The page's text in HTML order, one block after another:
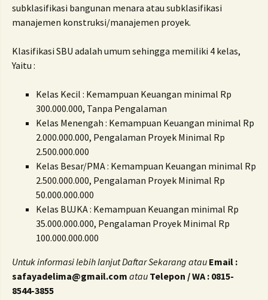
subklasifikasi bangunan menara atau subklasifikasi
manajemen konstruksi/manajemen proyek.
Klasifikasi SBU adalah umum sehingga memiliki 4 kelas,
Yaitu :
Kelas Kecil : Kemampuan Keuangan minimal Rp
300.000.000, Tanpa Pengalaman
Kelas Menengah : Kemampuan Keuangan minimal Rp
2.000.000.000, Pengalaman Proyek Minimal Rp
2.500.000.000
Kelas Besar/PMA : Kemampuan Keuangan minimal Rp
2.500.000.000, Pengalaman Proyek Minimal Rp
50.000.000.000
Kelas BUJKA : Kemampuan Keuangan minimal Rp
35.000.000.000, Pengalaman Proyek Minimal Rp
100.000.000.000
Untuk informasi lebih lanjut Daftar Sekarang atau Email :
safayadelima@gmail.com atau Telepon / WA : 0815-
8544-3855